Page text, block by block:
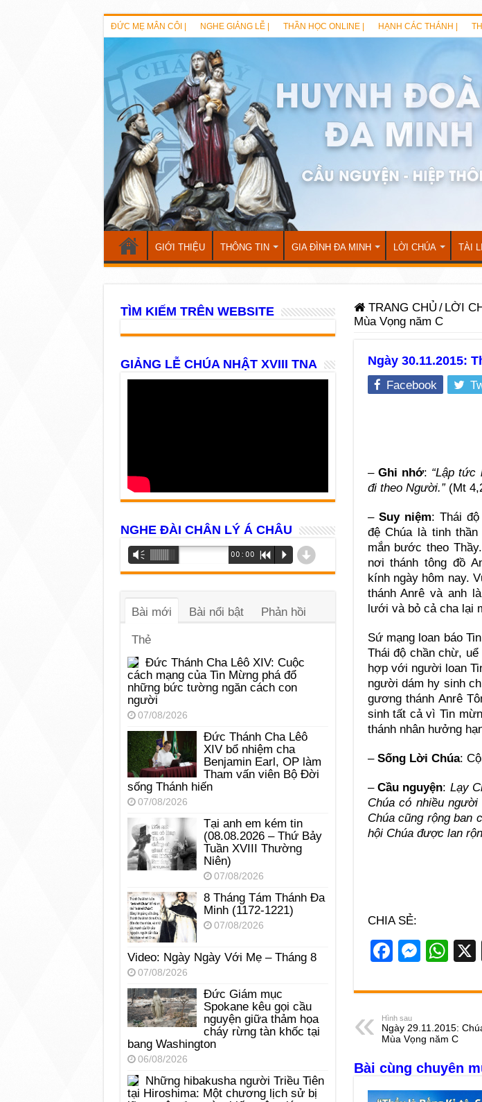
ĐỨC MẸ MÂN CÔI | NGHE GIẢNG LỄ | THẦN HỌC ONLINE | HẠNH CÁC THÁNH |
GIỚI THIỆU THÔNG TIN GIA ĐÌNH ĐA MINH LỜI CHÚA TÀI
TRANG CHỦ / LỜI
Mùa Vọng năm C
Ngày 30.11.2015:
Facebook
– Ghi nhớ: “Lập tức
đi theo Người.”(Mt
– Suy niệm: Thái
đệ Chúa là tinh
mắn bước theo
nơi thánh tông đồ
kính ngày hôm nay.
thánh Anrê và anh
lưới và bỏ cả cha lại
Sứ mạng loan báo
Thái độ chần chừ,
hợp với người loan
người dám hy sinh
gương thánh Anrê
sinh tất cả vì Tin
thánh nhân hưởng
– Sống Lời Chúa:
– Cầu nguyện: Lạy
Chúa có nhiều
Chúa cũng rộng ban
hội Chúa được lan
CHIA SẺ:
F
c
e
b
o
o
M
ss
n
g
er
W
at
A
p
p
Hình sau
Ngày 29.11.2015:
Mùa Vọng năm C
Bài cùng chuyên
TÌM KIẾM TRÊN WEBSITE
GIẢNG LỄ CHÚA NHẬT XVIII TNA
NGHE ĐÀI CHÂN LÝ Á CHÂU
Trình
phát
âm
Vm 00:00 R P d
Bài mới Bài nổi bật Phản hồi
Thẻ
Đức Thánh Cha Lêô XIV: Cuộc
cách mạng của Tin Mừng phá đổ
những bức tường ngăn cách con
người
07/08/2026
Đức Thánh Cha Lêô
XIV bổ nhiệm cha
Benjamin Earl, OP làm
Tham vấn viên Bộ Đời
sống Thánh hiến
07/08/2026
Tại anh em kém tin
(08.08.2026 – Thứ Bảy
Tuần XVIII Thường
Niên)
07/08/2026
8 Tháng Tám Thánh Ða
Minh (1172-1221)
07/08/2026
Video: Ngày Ngày Với Mẹ – Tháng 8
07/08/2026
Đức Giám mục
Spokane kêu gọi cầu
nguyện giữa thảm họa
cháy rừng tàn khốc tại
bang Washington
06/08/2026
Những hibakusha người Triều Tiên
tại Hiroshima: Một chương lịch sử bị